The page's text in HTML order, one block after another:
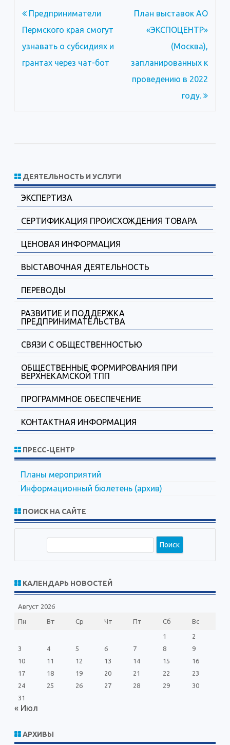
Навигация
по
записям
Предприниматели
Пермского края смогут
узнавать о субсидиях и
грантах через чат-бот
План выставок АО
«ЭКСПОЦЕНТР»
(Москва),
запланированных к
проведению в 2022
году.
ДЕЯТЕЛЬНОСТЬ И УСЛУГИ
ЭКСПЕРТИЗА
СЕРТИФИКАЦИЯ ПРОИСХОЖДЕНИЯ ТОВАРА
ЦЕНОВАЯ ИНФОРМАЦИЯ
ВЫСТАВОЧНАЯ ДЕЯТЕЛЬНОСТЬ
ПЕРЕВОДЫ
РАЗВИТИЕ И ПОДДЕРЖКА
ПРЕДПРИНИМАТЕЛЬСТВА
СВЯЗИ С ОБЩЕСТВЕННОСТЬЮ
ОБЩЕСТВЕННЫЕ ФОРМИРОВАНИЯ ПРИ
ВЕРХНЕКАМСКОЙ ТПП
ПРОГРАММНОЕ ОБЕСПЕЧЕНИЕ
КОНТАКТНАЯ ИНФОРМАЦИЯ
ПРЕСС-ЦЕНТР
Планы мероприятий
Информационный бюлетень (архив)
ПОИСК НА САЙТЕ
с
к
КАЛЕНДАРЬ НОВОСТЕЙ
Август 2026
Пн Вт Ср Чт Пт Сб Вс
1
2
3
4 5 6 7 8
9
10
11 12 13 14 15
16
17
18 19 20 21 22
23
24
25 26 27 28 29
30
31
« Июл
АРХИВЫ